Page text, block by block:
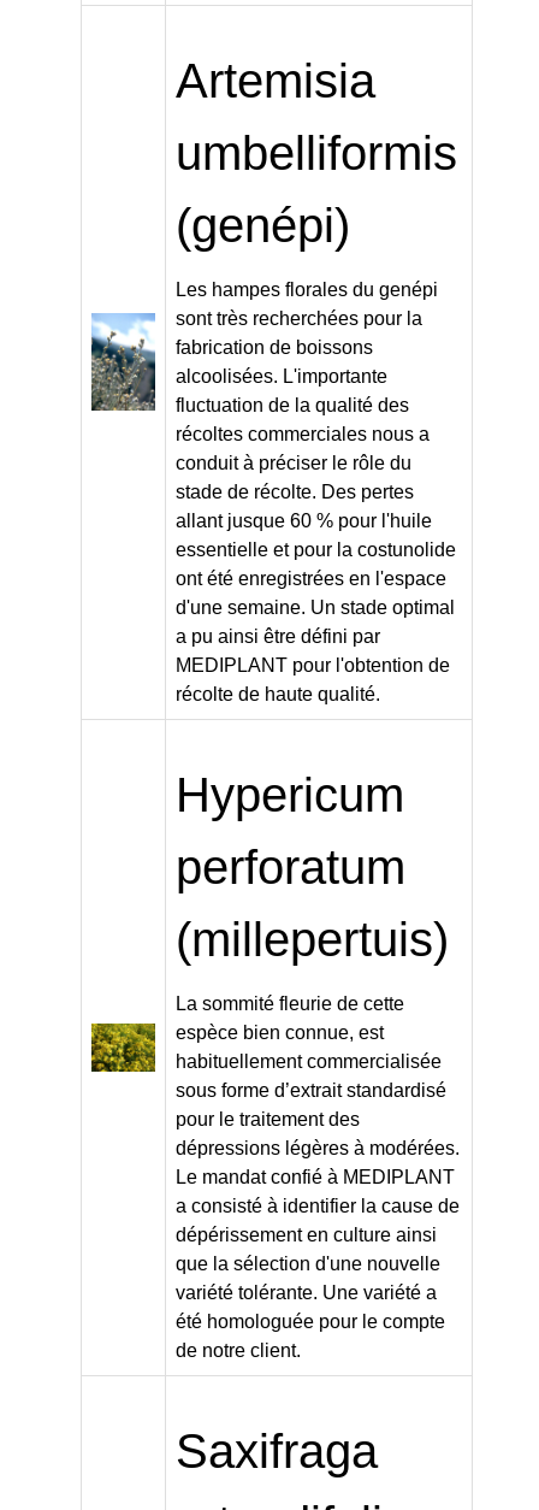
Artemisia
umbelliformis
(genépi)
Les hampes florales du genépi
sont très recherchées pour la
fabrication de boissons
alcoolisées. L'importante
fluctuation de la qualité des
récoltes commerciales nous a
conduit à préciser le rôle du
stade de récolte. Des pertes
allant jusque 60 % pour l'huile
essentielle et pour la costunolide
ont été enregistrées en l'espace
d'une semaine. Un stade optimal
a pu ainsi être défini par
MEDIPLANT pour l'obtention de
récolte de haute qualité.
Hypericum
perforatum
(millepertuis)
La sommité fleurie de cette
espèce bien connue, est
habituellement commercialisée
sous forme d’extrait standardisé
pour le traitement des
dépressions légères à modérées.
Le mandat confié à MEDIPLANT
a consisté à identifier la cause de
dépérissement en culture ainsi
que la sélection d'une nouvelle
variété tolérante. Une variété a
été homologuée pour le compte
de notre client.
Saxifraga